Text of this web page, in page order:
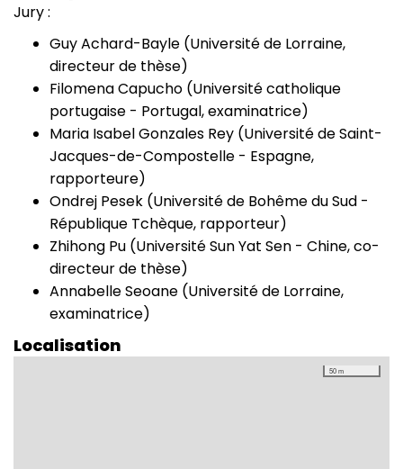
Jury :
Guy Achard-Bayle (Université de Lorraine,
directeur de thèse)
Filomena Capucho (Université catholique
portugaise - Portugal, examinatrice)
Maria Isabel Gonzales Rey (Université de Saint-
Jacques-de-Compostelle - Espagne,
rapporteure)
Ondrej Pesek (Université de Bohême du Sud -
République Tchèque, rapporteur)
Zhihong Pu (Université Sun Yat Sen - Chine, co-
directeur de thèse)
Annabelle Seoane (Université de Lorraine,
examinatrice)
Localisation
50 m